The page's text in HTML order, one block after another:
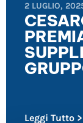
2 LUGLIO,
Leggi Tutto >